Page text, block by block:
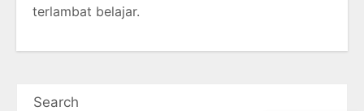
terlambat belajar.
Search